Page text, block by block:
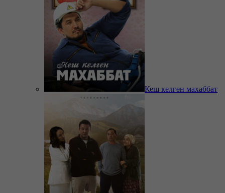
Кеш келген махаббат